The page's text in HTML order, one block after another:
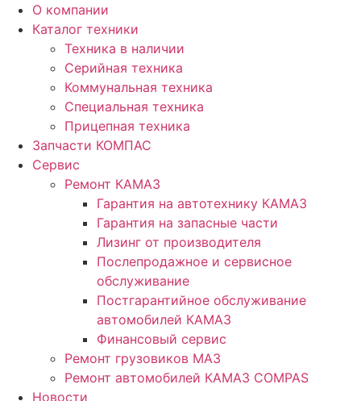
О компании
Каталог техники
Техника в наличии
Серийная техника
Коммунальная техника
Специальная техника
Прицепная техника
Запчасти КОМПАС
Сервис
Ремонт КАМАЗ
Гарантия на автотехнику КАМАЗ
Гарантия на запасные части
Лизинг от производителя
Послепродажное и сервисное
обслуживание
Постгарантийное обслуживание
автомобилей КАМАЗ
Финансовый сервис
Ремонт грузовиков МАЗ
Ремонт автомобилей КАМАЗ COMPAS
Новости